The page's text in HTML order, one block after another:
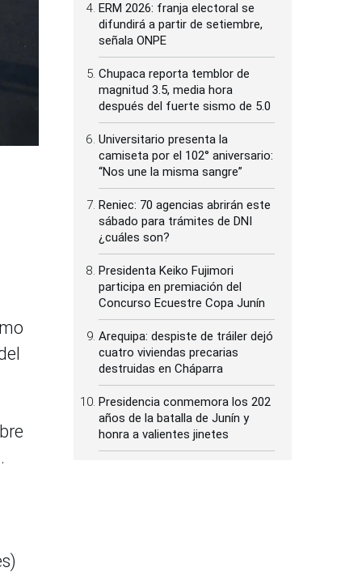
ERM 2026: franja electoral se
difundirá a partir de setiembre,
señala ONPE
Chupaca reporta temblor de
magnitud 3.5, media hora
después del fuerte sismo de 5.0
Universitario presenta la
camiseta por el 102° aniversario:
“Nos une la misma sangre”
Reniec: 70 agencias abrirán este
sábado para trámites de DNI
¿cuáles son?
Presidenta Keiko Fujimori
participa en premiación del
Concurso Ecuestre Copa Junín
Arequipa: despiste de tráiler dejó
cuatro viviendas precarias
destruidas en Cháparra
Presidencia conmemora los 202
años de la batalla de Junín y
honra a valientes jinetes